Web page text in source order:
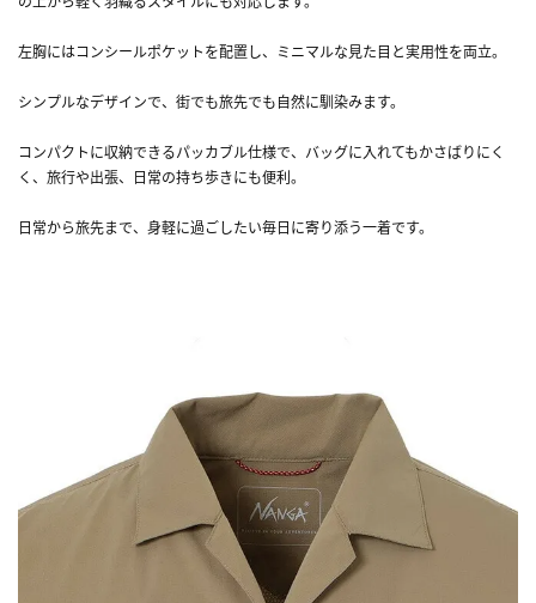
左胸にはコンシールポケットを配置し、ミニマルな見た目と実用性を両立。
シンプルなデザインで、街でも旅先でも自然に馴染みます。
コンパクトに収納できるパッカブル仕様で、バッグに入れてもかさばりにく
く、旅行や出張、日常の持ち歩きにも便利。
日常から旅先まで、身軽に過ごしたい毎日に寄り添う一着です。